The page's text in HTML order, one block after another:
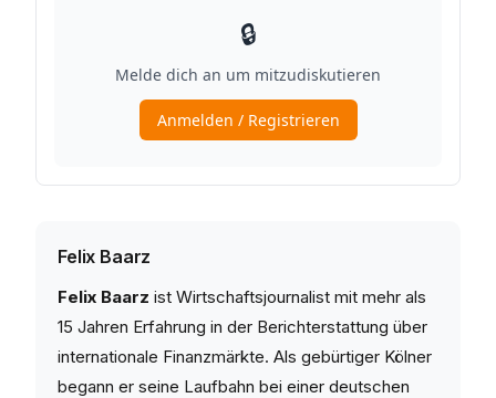
Felix Baarz
Felix Baarz ist Wirtschaftsjournalist mit mehr als
15 Jahren Erfahrung in der Berichterstattung über
internationale Finanzmärkte. Als gebürtiger Kölner
begann er seine Laufbahn bei einer deutschen